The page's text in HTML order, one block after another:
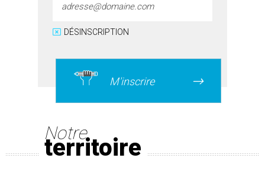
DÉSINSCRIPTION
M'inscrire
Notre
territoire